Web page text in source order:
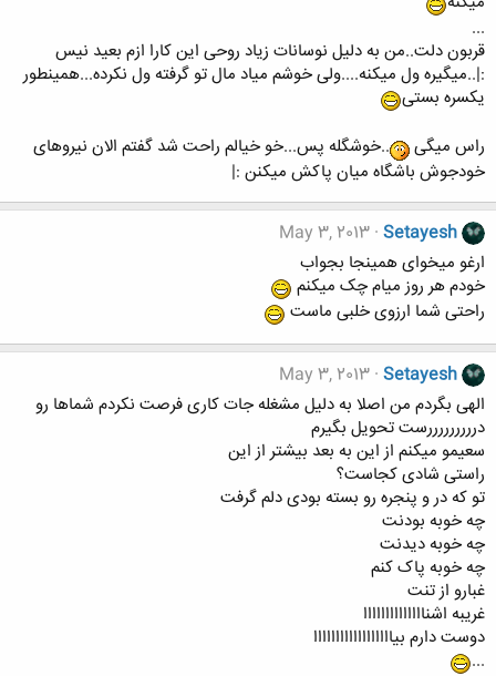
...
قربون دلت..من به دلیل نوسانات زیاد روحی این کارا ازم بعید نیس
:|..میگیره ول میکنه....ولی خوشم میاد مال تو گرفته ول نکرده...همینطور
یکسره بستی
راس میگی
..خوشگله پس...خو خیالم راحت شد گفتم الان نیروهای
خودجوش باشگاه میان پاکش میکنن :|
Setayesh
May 3, 2013
ارغو میخوای همینجا بجواب
خودم هر روز میام چک میکنم
راحتی شما ارزوی خلبی ماست
Setayesh
May 3, 2013
الهی بگردم من اصلا به دلیل مشغله جات کاری فرصت نکردم شماها رو
درررررررررست تحویل بگیرم
سعیمو میکنم از این به بعد بیشتر از این
راستی شادی کجاست؟
تو که در و پنجره رو بسته بودی دلم گرفت
چه خوبه بودنت
چه خوبه دیدنت
چه خوبه پاک کنم
غبارو از تنت
غریبه اشناااااااااااااا
دوست دارم بیاااااااااااااااااا
...